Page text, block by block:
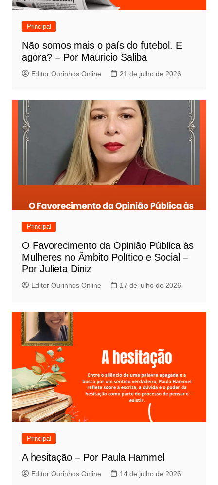
Principal
Não somos mais o país do futebol. E
agora? – Por Mauricio Saliba
Editor Ourinhos Online 21 de julho de 2026
Principal
O Favorecimento da Opinião Pública às
Mulheres no Âmbito Político e Social –
Por Julieta Diniz
Editor Ourinhos Online 17 de julho de 2026
Principal
A hesitação – Por Paula Hammel
Editor Ourinhos Online 14 de julho de 2026